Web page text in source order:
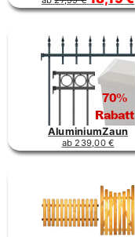
AluminiumZaun
ab 239,00 €